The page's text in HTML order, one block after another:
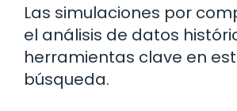
Las simulaciones por
el análisis de datos
herramientas clave en
búsqueda.